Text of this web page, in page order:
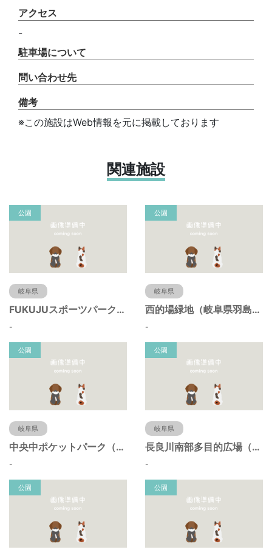
アクセス
-
駐車場について
問い合わせ先
備考
※この施設はWeb情報を元に掲載しております
関連施設
公園
岐阜県
FUKUJUスポーツパーク（羽島市運動公園）（岐阜県羽島市）
-
公園
岐阜県
西的場緑地（岐阜県羽島市）
-
公園
岐阜県
中央中ポケットパーク（岐阜県羽島市）
-
公園
岐阜県
長良川南部多目的広場（岐阜県羽島市）
-
公園 公園